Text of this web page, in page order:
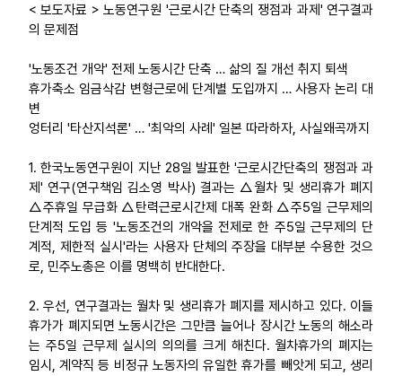
< 보도자료 > 노동연구원 '근로시간 단축의 쟁점과 과제' 연구결과
의 문제점
'노동조건 개악' 전제 노동시간 단축 … 삶의 질 개선 취지 퇴색
휴가축소 임금삭감 변형근로에 단계별 도입까지 … 사용자 논리 대
변
엉터리 '타산지석론' … '최악의 사례' 일본 따라하자, 사실왜곡까지
1. 한국노동연구원이 지난 28일 발표한 '근로시간단축의 쟁점과 과
제' 연구(연구책임 김소영 박사) 결과는 △월차 및 생리휴가 폐지
△주휴일 무급화 △탄력근로시간제 대폭 완화 △주5일 근무제의
단계적 도입 등 '노동조건의 개악을 전제로 한 주5일 근무제의 단
계적, 제한적 실시'라는 사용자 단체의 주장을 대부분 수용한 것으
로, 민주노총은 이를 명백히 반대한다.
2. 우선, 연구결과는 월차 및 생리휴가 폐지를 제시하고 있다. 이들
휴가가 폐지되면 노동시간은 그만큼 늘어나 장시간 노동의 해소라
는 주5일 근무제 실시의 의의를 크게 해친다. 월차휴가의 폐지는
임시, 계약직 등 비정규 노동자의 유일한 휴가를 빼앗게 되고, 생리
자료
부설기관